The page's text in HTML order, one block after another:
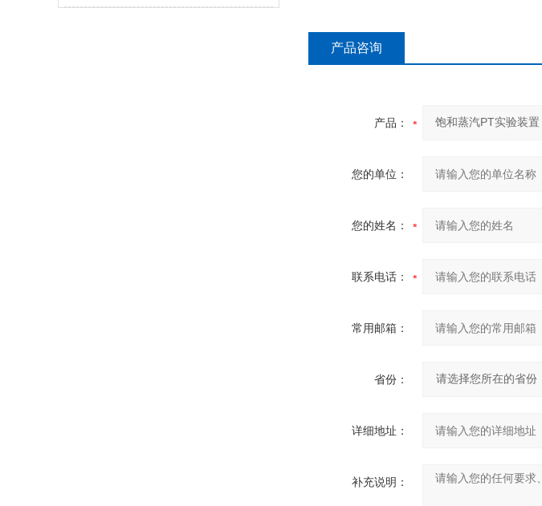
产品咨询
产品：
您的单位：
您的姓名：
联系电话：
常用邮箱：
省份：
详细地址：
补充说明：